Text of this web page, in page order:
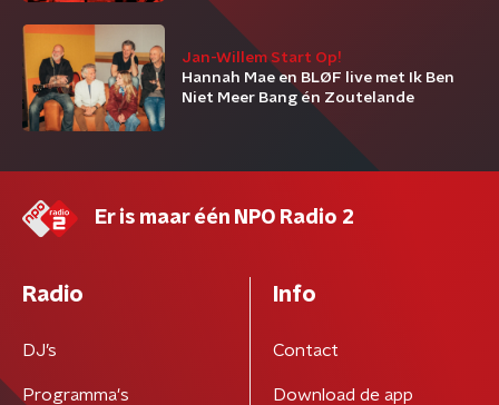
Jan-Willem Start Op!
Hannah Mae en BLØF live met Ik Ben
Niet Meer Bang én Zoutelande
Er is maar één NPO Radio 2
Radio
DJ’s
Programma's
Info
Contact
Download de app